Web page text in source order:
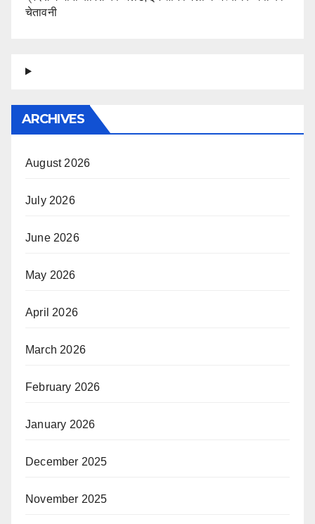
चेतावनी
ARCHIVES
August 2026
July 2026
June 2026
May 2026
April 2026
March 2026
February 2026
January 2026
December 2025
November 2025